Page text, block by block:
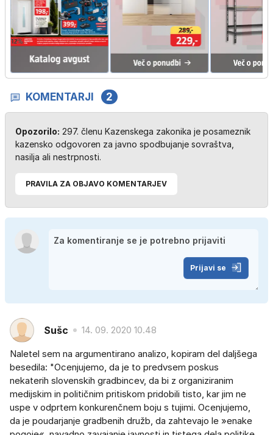
KOMENTARJI 2
Opozorilo: 297. členu Kazenskega zakonika je posameznik
kazensko odgovoren za javno spodbujanje sovraštva,
nasilja ali nestrpnosti.
PRAVILA ZA OBJAVO KOMENTARJEV
Prijavi se
Sušc 14. 09. 2020 10.48
Naletel sem na argumentirano analizo, kopiram del daljšega
besedila: "Ocenjujemo, da je to predvsem poskus
nekaterih slovenskih gradbincev, da bi z organiziranim
medijskim in političnim pritiskom pridobili tisto, kar jim ne
uspe v odprtem konkurenčnem boju s tujimi. Ocenjujemo,
da je poudarjanje gradbenih družb, da zahtevajo le »enake